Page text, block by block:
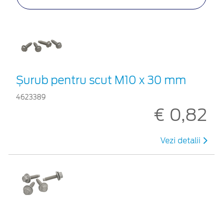
Șurub pentru scut M10 x 30 mm
4623389
€ 0,82
Vezi detalii